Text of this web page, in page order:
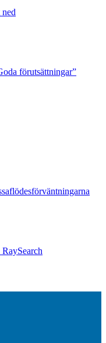
förutsättningar”